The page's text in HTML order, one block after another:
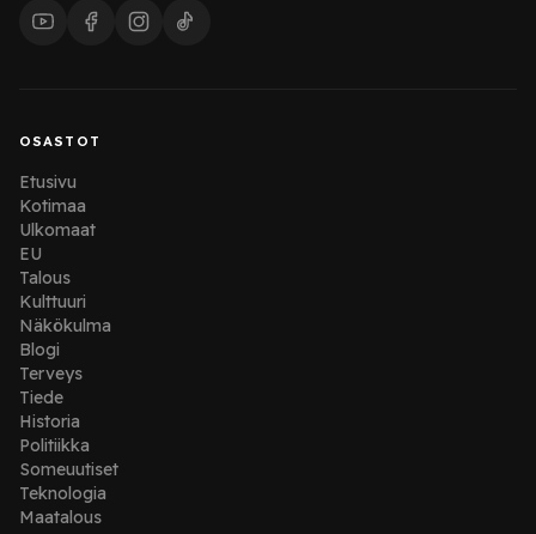
OSASTOT
Etusivu
Kotimaa
Ulkomaat
EU
Talous
Kulttuuri
Näkökulma
Blogi
Terveys
Tiede
Historia
Politiikka
Someuutiset
Teknologia
Maatalous